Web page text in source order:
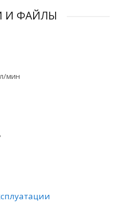
И ФАЙЛЫ
мин